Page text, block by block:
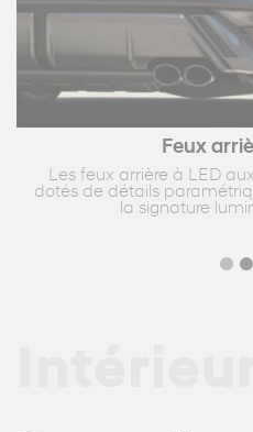
Feux
Les feux arrière à LED
dotés de détails
la signature